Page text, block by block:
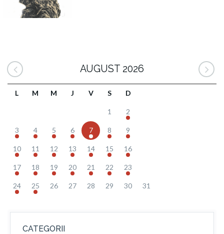
AUGUST 2026
L M M J V S D
1 2
3 4 5 6 7 8 9
10 11 12 13 14 15 16
17 18 19 20 21 22 23
24 25 26 27 28 29 30 31
CATEGORII